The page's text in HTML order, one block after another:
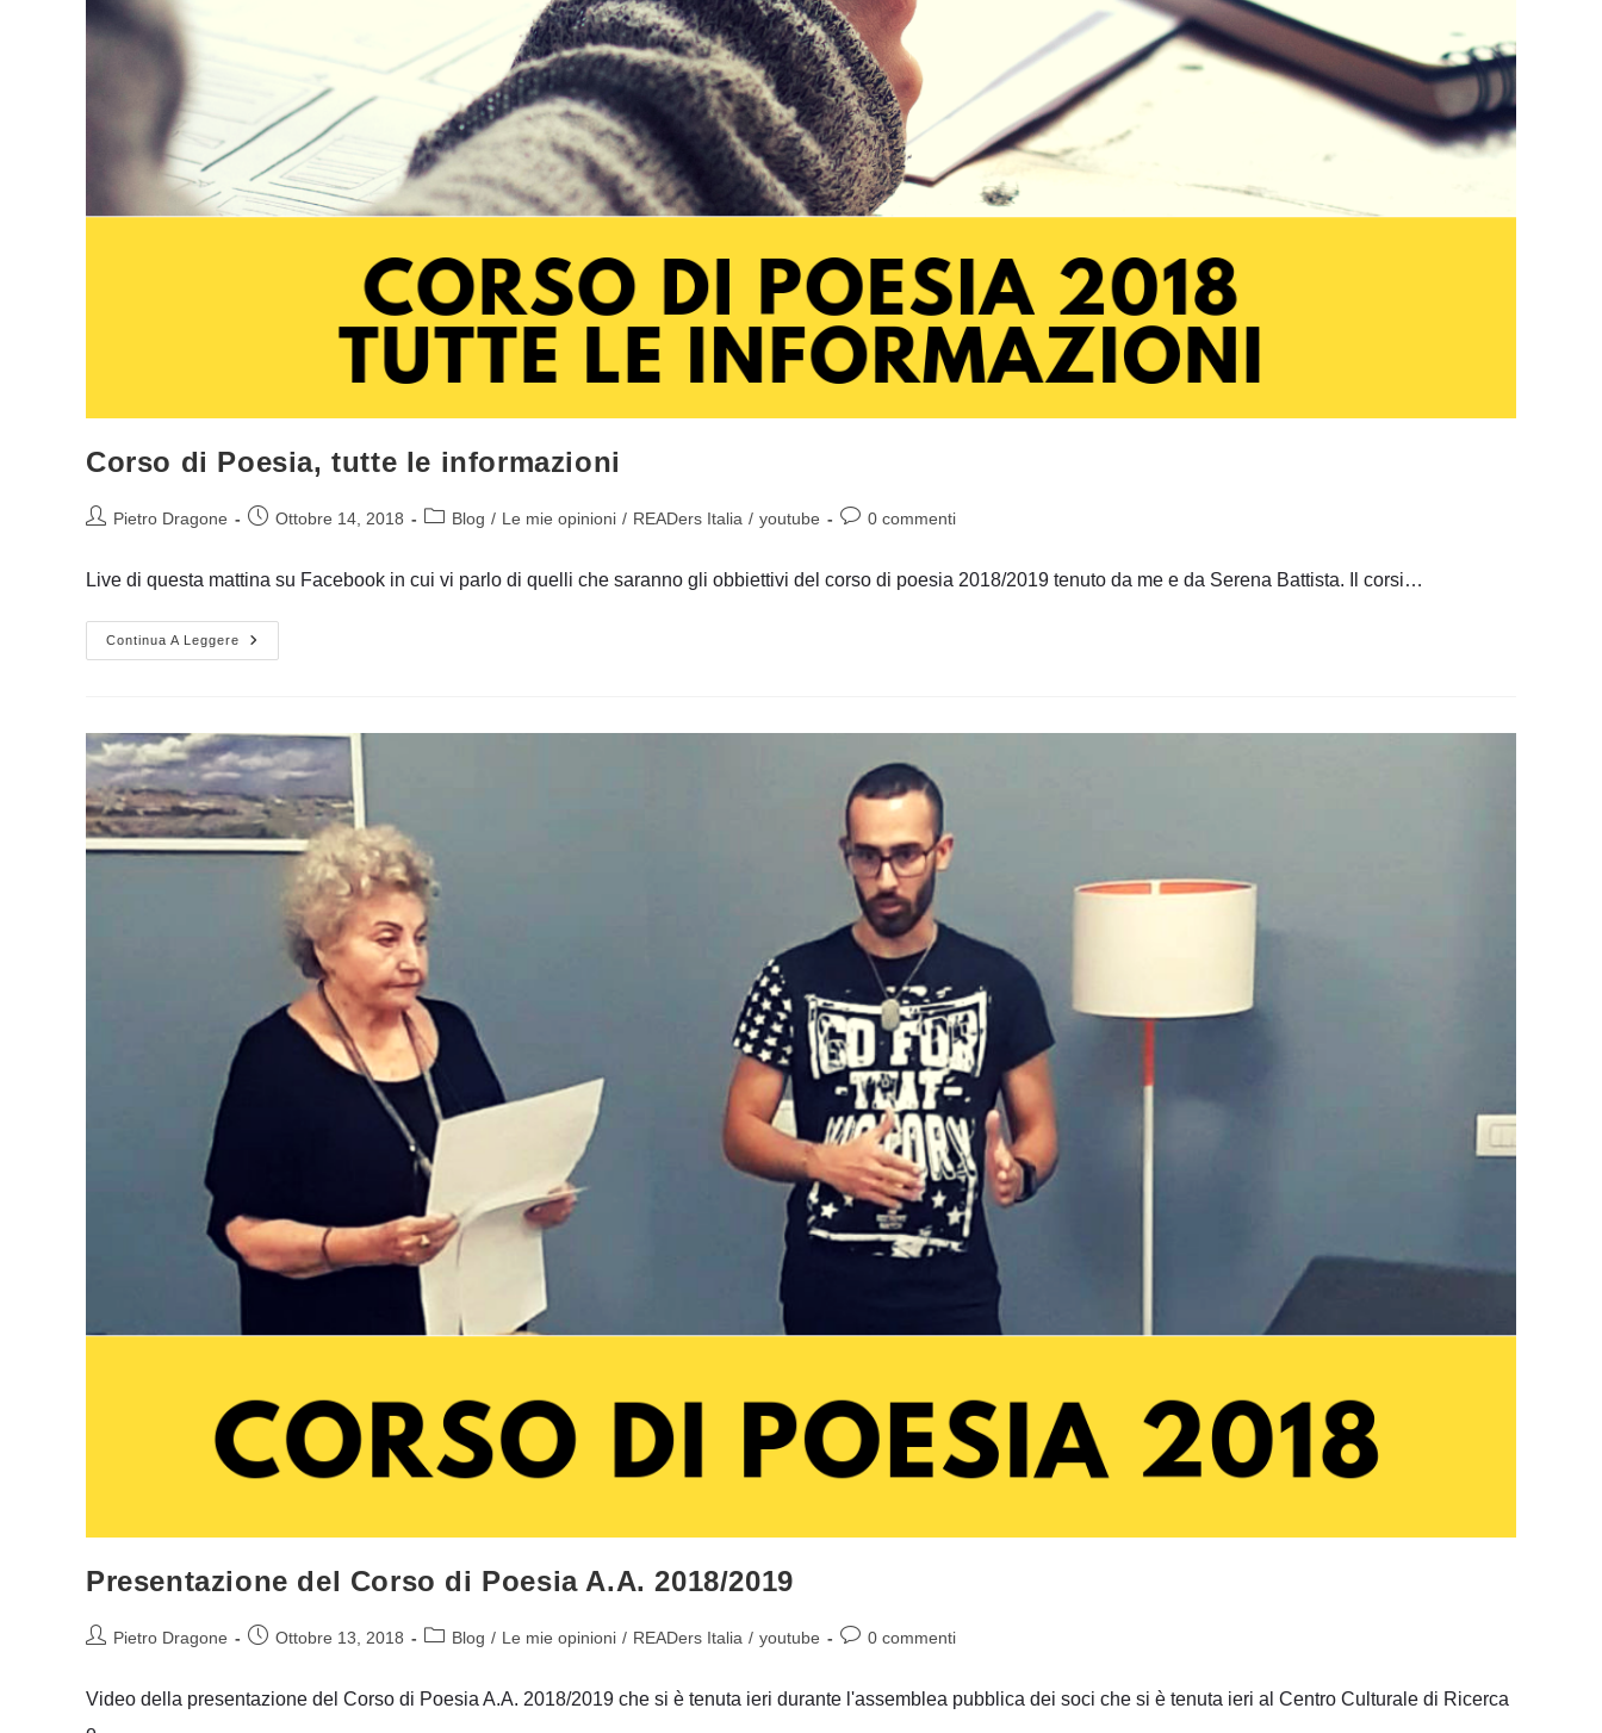
Corso di Poesia, tutte le informazioni
AutorePietro Dragone
ArticoloOttobre 14, 2018
Categoria
Blog / Le mie opinioni / READers Italia / youtube
Commenti
0 commenti
Live di questa mattina su Facebook in cui vi parlo di quelli che saranno gli obbiettivi del corso di poesia 2018/2019 tenuto da me e da Serena Battista. Il corsi…
Continua A Leggere
Corso
Di
Presentazione del Corso di Poesia A.A. 2018/2019
AutorePietro Dragone
ArticoloOttobre 13, 2018
Categoria
Blog / Le mie opinioni / READers Italia / youtube
Commenti
0 commenti
Video della presentazione del Corso di Poesia A.A. 2018/2019 che si è tenuta ieri durante l'assemblea pubblica dei soci che si è tenuta ieri al Centro Culturale di Ricerca